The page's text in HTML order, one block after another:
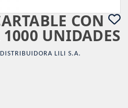
CON
1000 UNIDADES
DISTRIBUIDORA LILI S.A.